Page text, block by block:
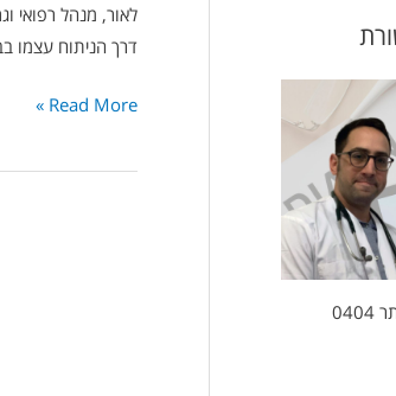
לאור, מנהל רפואי
דרך הניתוח עצמו
Read More »